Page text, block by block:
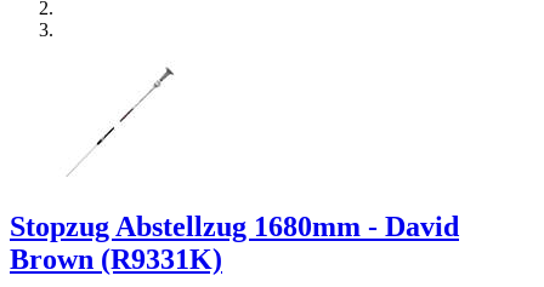
Stopzug Abstellzug 1680mm - David
Brown (R9331K)